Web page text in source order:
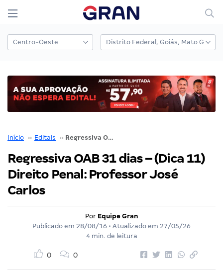
Início ›› Editais ›› Regressiva OAB 31 dias – (Dica 11) Direito Penal: Professor José Carlos
Regressiva OAB 31 dias – (Dica 11)
Direito Penal: Professor José
Carlos
Por Equipe Gran
Publicado em 28/08/16 • Atualizado em 27/05/26
4 min. de leitura
0 0